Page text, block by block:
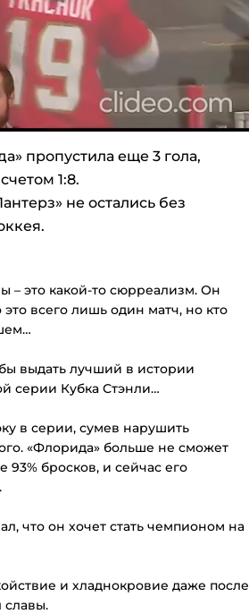
пропустила еще 3 гола,
1:8.
не остались без
– это какой-то сюрреализм. Он
всего лишь один матч, но кто
выдать лучший в истории
серии Кубка Стэнли…
в серии, сумев нарушить
«Флорида» больше не сможет
93% бросков, и сейчас его
что он хочет стать чемпионом на
и хладнокровие даже после
славы.